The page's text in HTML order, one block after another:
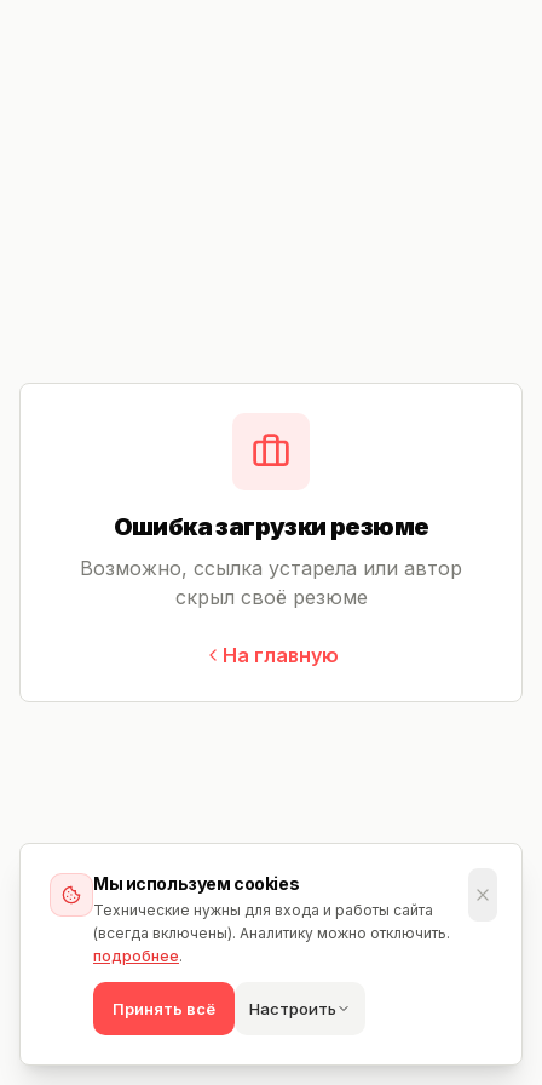
Мы используем cookies
Технические нужны для входа и работы сайта
(всегда включены). Аналитику можно отключить.
подробнее.
Принять всё Настроить
Ошибка загрузки резюме
Возможно, ссылка устарела или автор
скрыл своё резюме
На главную